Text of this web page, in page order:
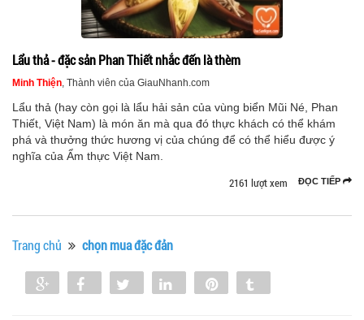
Lẩu thả - đặc sản Phan Thiết nhắc đến là thèm
Minh Thiện, Thành viên của GiauNhanh.com
Lẩu thả (hay còn gọi là lẩu hải sản của vùng biển Mũi Né, Phan
Thiết, Việt Nam) là món ăn mà qua đó thực khách có thể khám
phá và thưởng thức hương vị của chúng để có thể hiểu được ý
nghĩa của Ẩm thực Việt Nam.
ĐỌC TIẾP
2161 lượt xem
Trang chủ chọn mua đặc đản
Share Share Tweet Share